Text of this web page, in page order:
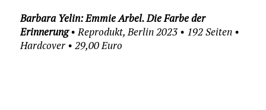
Barbara Yelin: Emmie Arbel. Die Farbe der
Erinnerung• Reprodukt, Berlin 2023 • 192 Seiten •
Hardcover • 29,00 Euro